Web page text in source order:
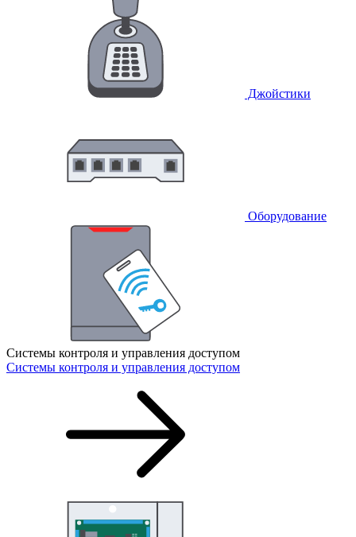
Джойстики
Оборудование
Системы контроля и управления доступом
Системы контроля и управления доступом